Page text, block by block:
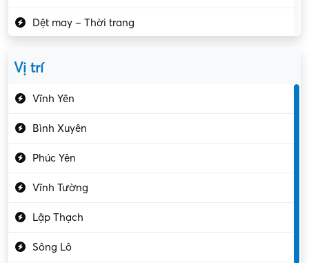
Dệt may – Thời trang
Vị trí
Vĩnh Yên
Bình Xuyên
Phúc Yên
Vĩnh Tường
Lập Thạch
Sông Lô